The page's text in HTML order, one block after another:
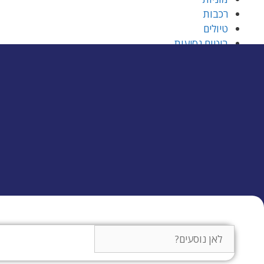
רכבות
טיולים
ביטוח נסיעות